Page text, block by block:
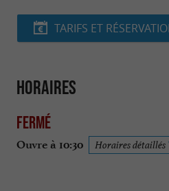
TARIFS ET
Horaires
Fermé
Ouvre à 10:30 Horaires détaillés